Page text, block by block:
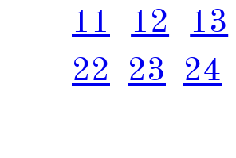
11
12 13
22 23 24